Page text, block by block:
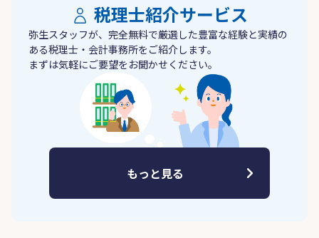
税理士紹介サービス
弥生スタッフが、完全無料で厳選した豊富な経験と実績の
ある税理士・会計事務所をご紹介します。
まずは気軽にご要望をお聞かせください。
もっと見る